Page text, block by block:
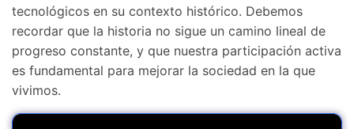
tecnológicos en su contexto histórico. Debemos
recordar que la historia no sigue un camino lineal de
progreso constante, y que nuestra participación activa
es fundamental para mejorar la sociedad en la que
vivimos.